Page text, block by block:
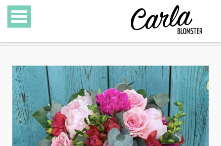
SPECIALITETER
GAVEKURVE
GAVEKORT